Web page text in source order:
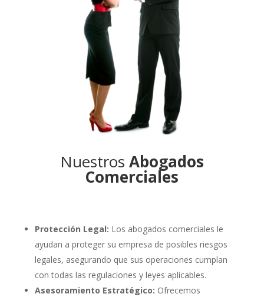
Nuestros Abogados
Comerciales
Protección Legal: Los abogados comerciales le
ayudan a proteger su empresa de posibles riesgos
legales, asegurando que sus operaciones cumplan
con todas las regulaciones y leyes aplicables.
Asesoramiento Estratégico: Ofrecemos